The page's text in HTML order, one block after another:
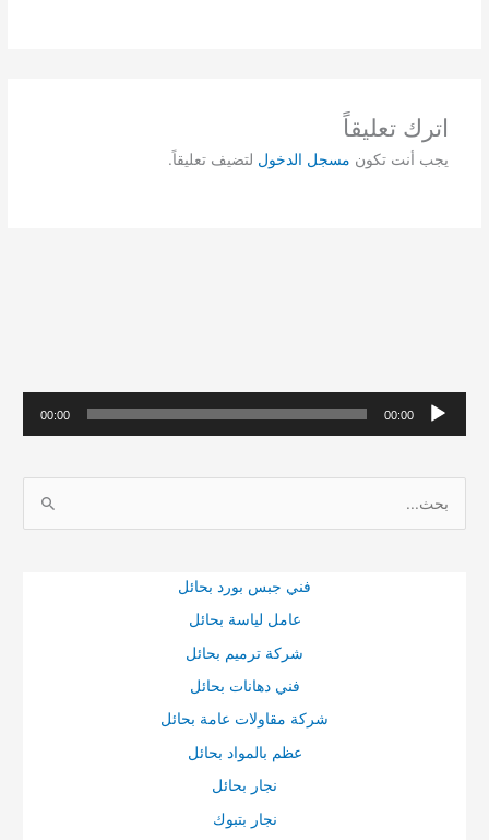
اترك تعليقاً
يجب أنت تكون مسجل الدخول لتضيف تعليقاً.
ش
00:00
00:00
فني جبس بورد بحائل
عامل لياسة بحائل
شركة ترميم بحائل
فني دهانات بحائل
شركة مقاولات عامة بحائل
عظم بالمواد بحائل
نجار بحائل
نجار بتبوك